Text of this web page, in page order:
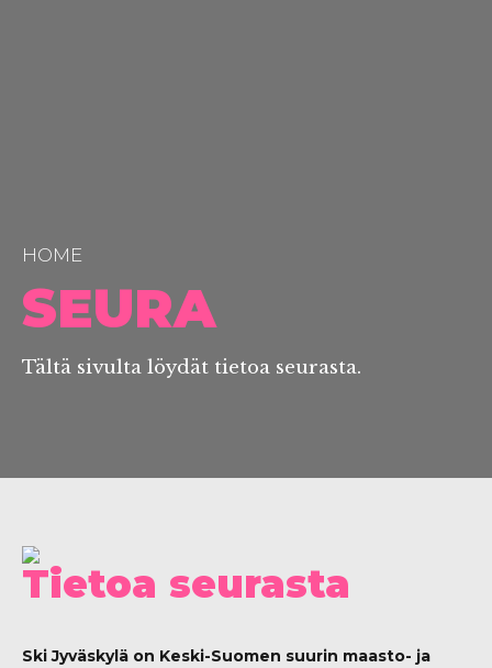
HOME
SEURA
Tältä sivulta löydät tietoa seurasta.
Tietoa seurasta
Ski Jyväskylä on Keski-Suomen suurin maasto- ja